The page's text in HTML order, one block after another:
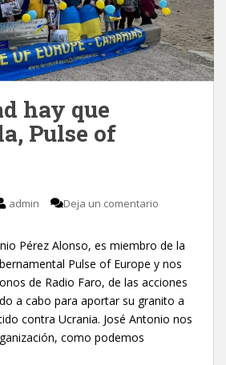
hay que
Pulse of
admin Deja un comentario
Pérez Alonso, es miembro de la
Pulse of Europe y nos
de Radio Faro, de las acciones
a cabo para aportar su granito a
contra Ucrania. José Antonio nos
como podemos